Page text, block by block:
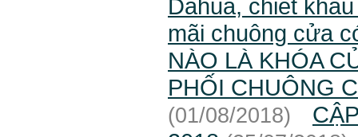
Dahua, chiết
mãi chuông cửa
NÀO LÀ KHÓA
PHỐI CHUÔNG
(01/08/2018)